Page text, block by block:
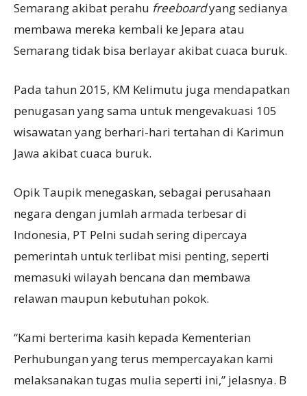
Semarang akibat perahu freeboardyang sedianya
membawa mereka kembali ke Jepara atau
Semarang tidak bisa berlayar akibat cuaca buruk.
Pada tahun 2015, KM Kelimutu juga mendapatkan
penugasan yang sama untuk mengevakuasi 105
wisawatan yang berhari-hari tertahan di Karimun
Jawa akibat cuaca buruk.
Opik Taupik menegaskan, sebagai perusahaan
negara dengan jumlah armada terbesar di
Indonesia, PT Pelni sudah sering dipercaya
pemerintah untuk terlibat misi penting, seperti
memasuki wilayah bencana dan membawa
relawan maupun kebutuhan pokok.
“Kami berterima kasih kepada Kementerian
Perhubungan yang terus mempercayakan kami
melaksanakan tugas mulia seperti ini,” jelasnya. B